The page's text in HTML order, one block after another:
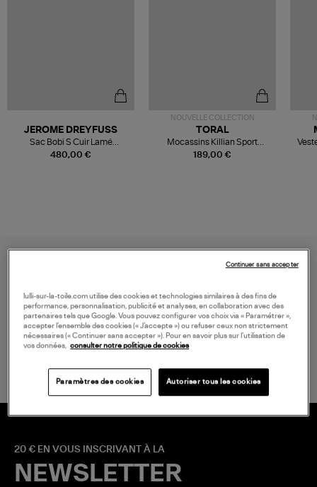
480,00 €
JEROME DREYFUSS
Sac Bobi S Cuir Lamé
Champagne
NOUVELLE COLLECTION
189,00 €
TORAL
Mocassins Killian Sport
Mousse
LIVRAISON GRATUITE
à partir de 150 € d'achat*
20 € EN VOUS INSCRIVANT À LA
NEWSLETTER
lulli-sur-la-toile.com utilise des cookies et technologies similaires à des fins de
performance, personnalisation, publicité et analyses, en collaboration avec des
partenaires tels que Google. Vous pouvez configurer vos choix via « Paramétrer »,
accepter l’ensemble des cookies (« J’accepte ») ou refuser ceux non strictement
nécessaires (« Continuer sans accepter »). Pour en savoir plus sur l’utilisation de
vos données, consulter notre politique de cookies
Paramètres des cookies Autoriser tous les cookies
Continuer sans accepter